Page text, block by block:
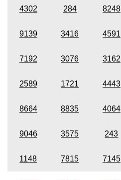
4302 284 8248
9139 3416 4591
7192 3076 3162
2589 1721 4443
8664 8835 4064
9046 3575 243
1148 7815 7145